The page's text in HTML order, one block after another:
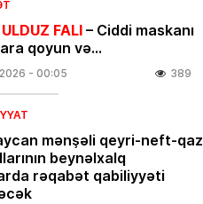
FALI– Ciddi maskanı
qoyun və…
- 00:05 389
mənşəli qeyri-neft-qaz
beynəlxalq
rəqabət qabiliyyəti